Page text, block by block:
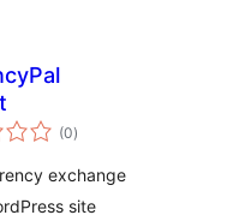
(0celkové
hodnotenie
)
exchange
site